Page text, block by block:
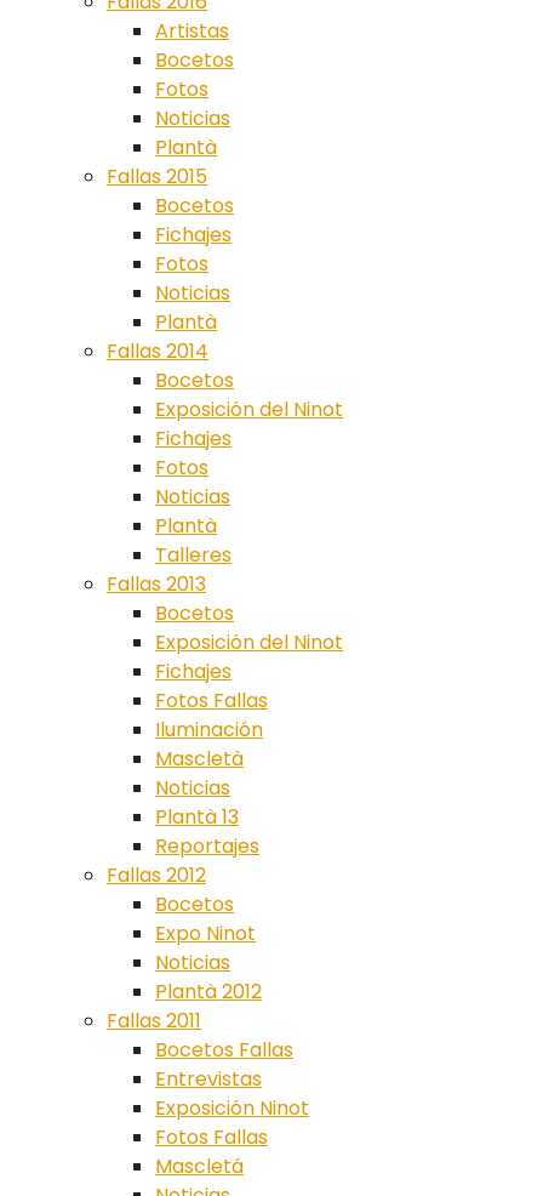
Artistas
Bocetos
Fotos
Noticias
Plantà
Fallas 2015
Bocetos
Fichajes
Fotos
Noticias
Plantà
Fallas 2014
Bocetos
Exposición del Ninot
Fichajes
Fotos
Noticias
Plantà
Talleres
Fallas 2013
Bocetos
Exposición del Ninot
Fichajes
Fotos Fallas
Iluminación
Mascletà
Noticias
Plantà 13
Reportajes
Fallas 2012
Bocetos
Expo Ninot
Noticias
Plantà 2012
Fallas 2011
Bocetos Fallas
Entrevistas
Exposición Ninot
Fotos Fallas
Mascletá